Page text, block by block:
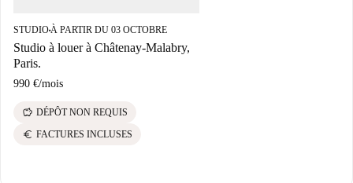
STUDIO■À PARTIR DU 03 OCTOBRE
Studio à louer à Châtenay-Malabry,
Paris.
990 €/mois
savings DÉPÔT NON REQUIS
euro FACTURES INCLUSES